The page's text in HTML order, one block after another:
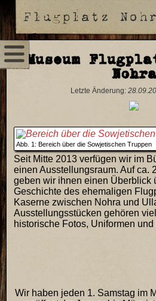
Museum
Nohra
Letzte Änderung:
Abb. 1: Bereich über die Sowjetischen Truppen
Seit Mitte 2013 verfügen wir im
einen Ausstellungsraum. Auf ca.
geben wir ihnen einen Überblick
Geschichte des ehemaligen
Kaserne zwischen Nohra und
Ausstellungsstücken gehören
historische Fotos, Uniformen
Wir haben jeden 1. Samstag im